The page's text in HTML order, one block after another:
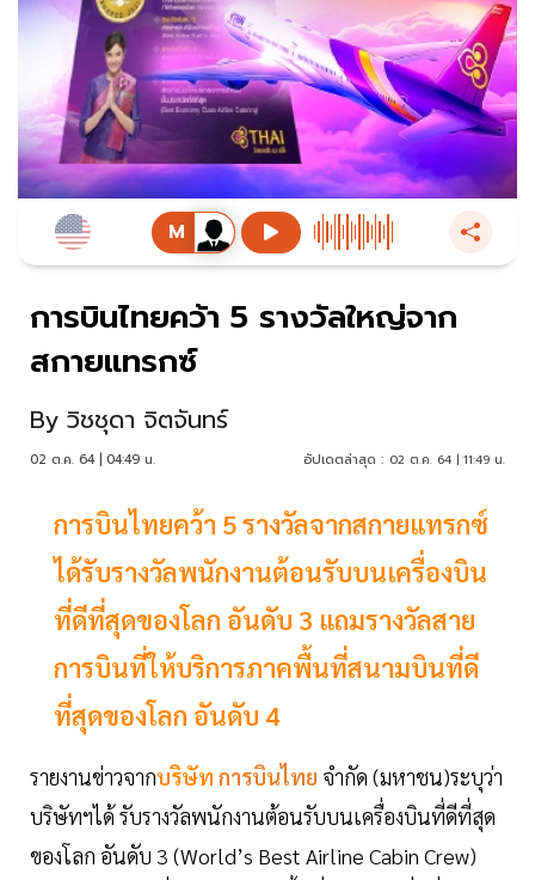
การบินไทยคว้า 5 รางวัลใหญ่จาก
สกายแทรกซ์
By วิชชุดา จิตจันทร์
02 ต.ค. 64 | 04:49 น. อัปเดตล่าสุด : 02 ต.ค. 64 | 11:49 น.
การบินไทยคว้า 5 รางวัลจากสกายแทรกซ์
ได้รับรางวัลพนักงานต้อนรับบนเครื่องบิน
ที่ดีที่สุดของโลก อันดับ 3 แถมรางวัลสาย
การบินที่ให้บริการภาคพื้นที่สนามบินที่ดี
ที่สุดของโลก อันดับ 4
รายงานข่าวจากบริษัท การบินไทย จำกัด (มหาชน)ระบุว่า
บริษัทฯได้ รับรางวัลพนักงานต้อนรับบนเครื่องบินที่ดีที่สุด
ของโลก อันดับ 3 (World’s Best Airline Cabin Crew)